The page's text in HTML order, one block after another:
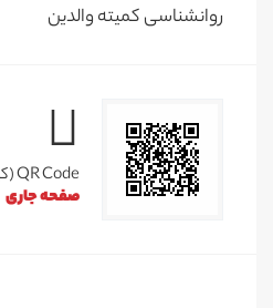
روانشناسی کمیته والدین
QR Code (کیوآر کد)
صفحه جاری